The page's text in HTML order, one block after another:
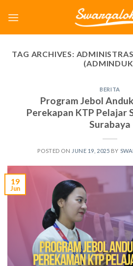
TAG ARCHIVES:
BERITA
Program Jebol
Perekapan KTP Pelajar
Surabaya
POSTED ON JUNE 19, 2025 BY
19
Jun